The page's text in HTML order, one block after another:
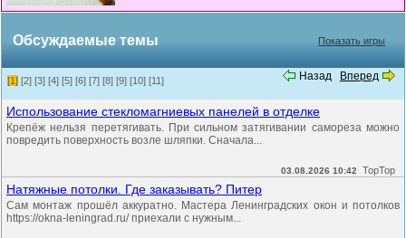
Обсуждаемые темы Показать игры
Назад Вперед
[1] [2] [3] [4] [5] [6] [7] [8] [9] [10] [11]
Использование стекломагниевых панелей в отделке
Крепёж нельзя перетягивать. При сильном затягивании самореза можно
повредить поверхность возле шляпки. Сначала...
03.08.2026 10:42 TopTop
Натяжные потолки. Где заказывать? Питер
Сам монтаж прошёл аккуратно. Мастера Ленинградских окон и потолков
https://okna-leningrad.ru/ приехали с нужным...